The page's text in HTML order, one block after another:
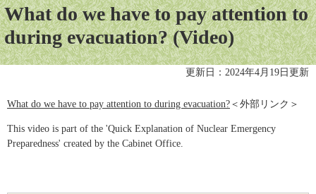
文What do we have to pay attention to
during evacuation? (Video)
更新日：2024年4月19日更新
What do we have to pay attention to during evacuation?​ ＜外部リンク＞
This video is part of the 'Quick Explanation of Nuclear Emergency
Preparedness' created by the Cabinet Office.